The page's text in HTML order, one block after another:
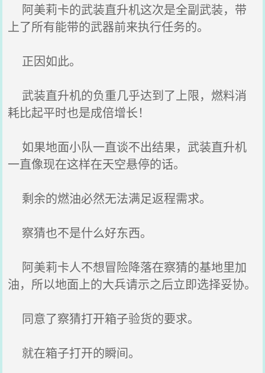
阿美莉卡的武装直升机这次是全副武装，带
上了所有能带的武器前来执行任务的。
正因如此。
武装直升机的负重几乎达到了上限，燃料消
耗比起平时也是成倍增长！
如果地面小队一直谈不出结果，武装直升机
一直像现在这样在天空悬停的话。
剩余的燃油必然无法满足返程需求。
察猜也不是什么好东西。
阿美莉卡人不想冒险降落在察猜的基地里加
油，所以地面上的大兵请示之后立即选择妥协。
同意了察猜打开箱子验货的要求。
就在箱子打开的瞬间。